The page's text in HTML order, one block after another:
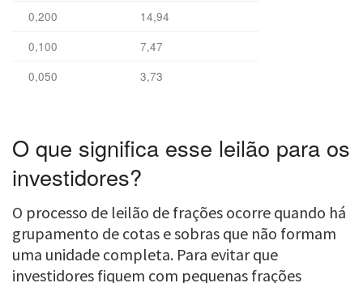
0,200
14,94
0,100
7,47
0,050
3,73
O que significa esse leilão para os
investidores?
O processo de leilão de frações ocorre quando há
grupamento de cotas e sobras que não formam
uma unidade completa. Para evitar que
investidores fiquem com pequenas frações